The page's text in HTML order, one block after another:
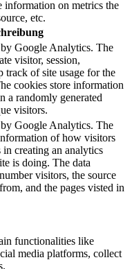
information on metrics the
etc.
Google Analytics. The
visitor, session,
track of site usage for the
cookies store information
a randomly generated
visitors.
Google Analytics. The
of how visitors
in creating an analytics
is doing. The data
visitors, the source
and the pages visted in
functionalities like
media platforms, collect